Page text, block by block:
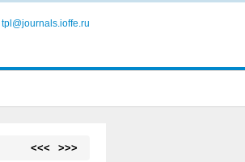
tpl@journals.ioffe.ru
<<< >>>